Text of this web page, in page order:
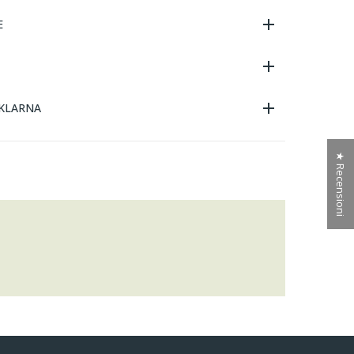
★ Recensioni